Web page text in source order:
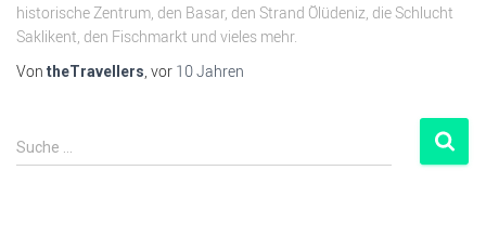
historische Zentrum, den Basar, den Strand Ölüdeniz, die Schlucht
Saklikent, den Fischmarkt und vieles mehr.
Von theTravellers , vor 10 Jahren
Suche …